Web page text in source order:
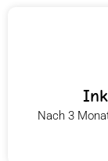
Nach 3